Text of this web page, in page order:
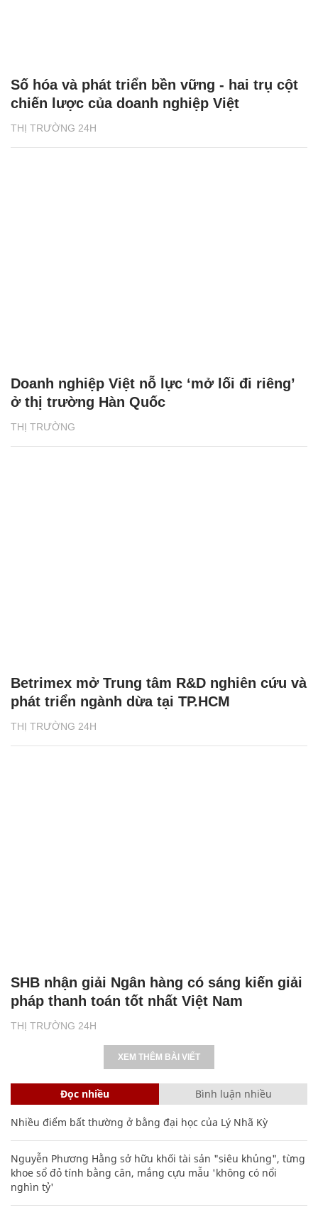
THỊ TRƯỜNG 24H
Số hóa và phát triển bền vững - hai trụ cột
chiến lược của doanh nghiệp Việt
THỊ TRƯỜNG
Doanh nghiệp Việt nỗ lực ‘mở lối đi riêng’
ở thị trường Hàn Quốc
THỊ TRƯỜNG 24H
Betrimex mở Trung tâm R&D nghiên cứu và
phát triển ngành dừa tại TP.HCM
THỊ TRƯỜNG 24H
SHB nhận giải Ngân hàng có sáng kiến giải
pháp thanh toán tốt nhất Việt Nam
XEM THÊM BÀI VIẾT
Đọc nhiều Bình luận nhiều
Nhiều điểm bất thường ở bằng đại học của Lý Nhã Kỳ
Nguyễn Phương Hằng sở hữu khối tài sản "siêu khủng", từng
khoe sổ đỏ tính bằng cân, mắng cựu mẫu 'không có nổi
nghìn tỷ'